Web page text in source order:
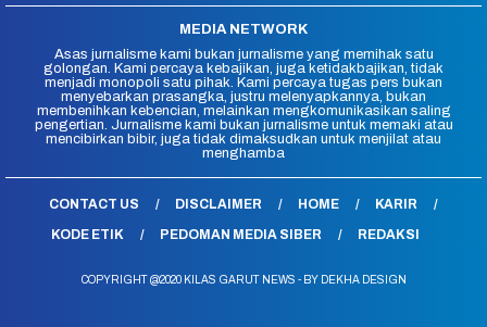
MEDIA NETWORK
Asas jurnalisme kami bukan jurnalisme yang memihak satu
golongan. Kami percaya kebajikan, juga ketidakbajikan, tidak
menjadi monopoli satu pihak. Kami percaya tugas pers bukan
menyebarkan prasangka, justru melenyapkannya, bukan
membenihkan kebencian, melainkan mengkomunikasikan saling
pengertian. Jurnalisme kami bukan jurnalisme untuk memaki atau
mencibirkan bibir, juga tidak dimaksudkan untuk menjilat atau
menghamba
CONTACT US DISCLAIMER HOME
KARIR
KODE ETIK
PEDOMAN MEDIA SIBER REDAKSI
COPYRIGHT @2020 KILAS GARUT NEWS - BY DEKHA DESIGN